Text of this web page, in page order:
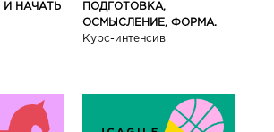
И НАЧАТЬ
ПОДГОТОВКА,
ОСМЫСЛЕНИЕ, ФОРМА.
Курс-интенсив